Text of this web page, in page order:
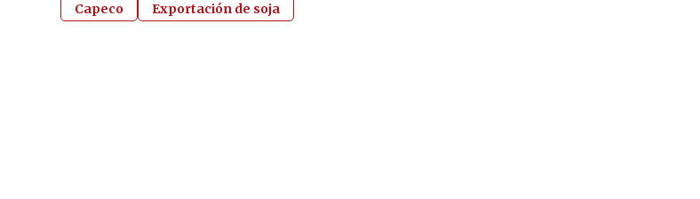
Capeco Exportación de soja